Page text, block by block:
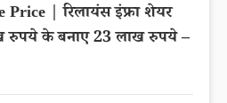
| रिलायंस इंफ्रा शेयर
रुपये के बनाए 23 लाख रुपये –